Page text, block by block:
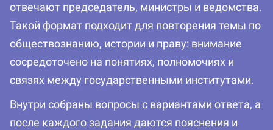
отвечают председатель, министры и ведомства.
Такой формат подходит для повторения темы по
обществознанию, истории и праву: внимание
сосредоточено на понятиях, полномочиях и
связях между государственными институтами.
Внутри собраны вопросы с вариантами ответа, а
после каждого задания даются пояснения и